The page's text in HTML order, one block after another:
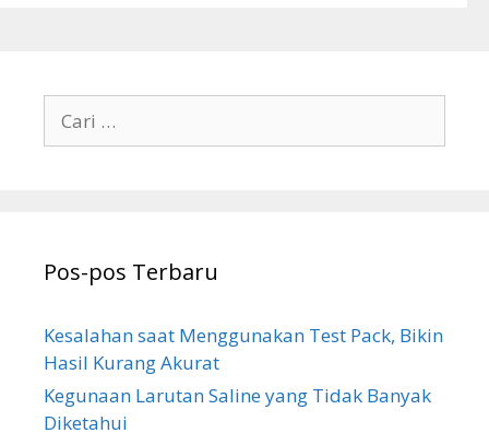
t
k
:
Pos-pos Terbaru
Kesalahan saat Menggunakan Test Pack, Bikin
Hasil Kurang Akurat
Kegunaan Larutan Saline yang Tidak Banyak
Diketahui